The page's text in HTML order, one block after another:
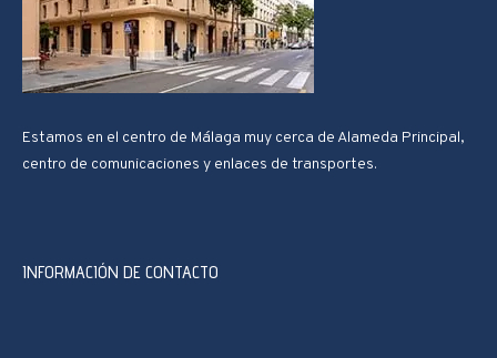
Estamos en el centro de Málaga muy cerca de Alameda Principal,
centro de comunicaciones y enlaces de transportes.
INFORMACIÓN DE CONTACTO